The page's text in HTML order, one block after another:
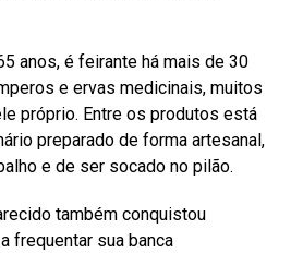
anos, é feirante há mais de 30
e ervas medicinais, muitos
próprio. Entre os produtos está
preparado de forma artesanal,
e de ser socado no pilão.
também conquistou
frequentar sua banca